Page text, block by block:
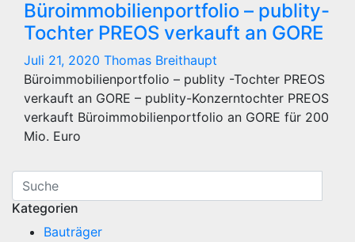
Büroimmobilienportfolio – publity-
Tochter PREOS verkauft an GORE
Juli 21, 2020 Thomas Breithaupt
Büroimmobilienportfolio – publity -Tochter PREOS
verkauft an GORE – publity-Konzerntochter PREOS
verkauft Büroimmobilienportfolio an GORE für 200
Mio. Euro
Kategorien
Bauträger